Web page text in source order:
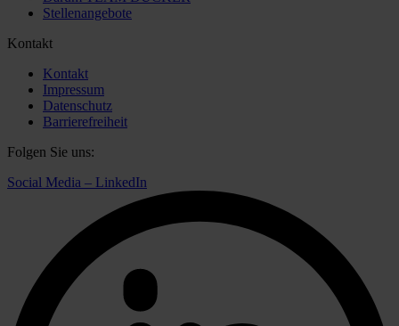
Stellenangebote
Kontakt
Kontakt
Impressum
Datenschutz
Barrierefreiheit
Folgen Sie uns:
Social Media – LinkedIn